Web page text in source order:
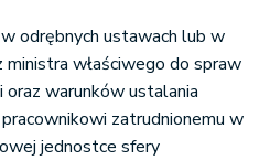
odrębnych ustawach lub w
właściwego do spraw
warunków ustalania
zatrudnionemu w
jednostce sfery